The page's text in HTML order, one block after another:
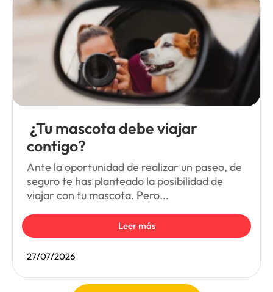
¿Tu mascota debe viajar
contigo?
Ante la oportunidad de realizar un paseo, de
seguro te has planteado la posibilidad de
viajar con tu mascota. Pero...
Leer más
27/07/2026